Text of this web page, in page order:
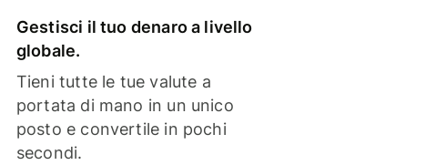
Gestisci il tuo denaro a livello
globale.
Tieni tutte le tue valute a
portata di mano in un unico
posto e convertile in pochi
secondi.